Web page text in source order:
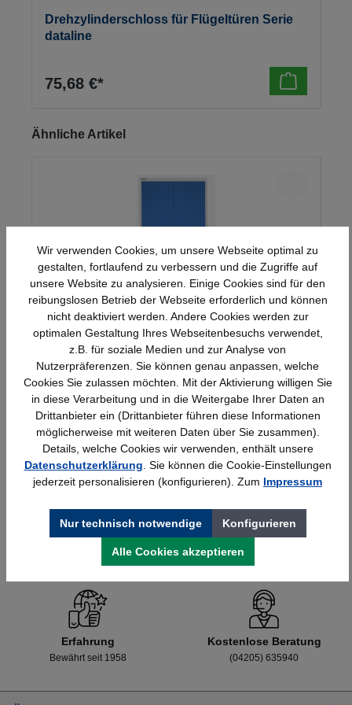
Drehzylinderschloss für Flügeltüren Serie
dataline
75,68 €*
Produktgalerie überspringen
Ähnliche Artikel
Stahl-Flügeltürenschrank Serie 950
428,40 €* Details
Schnelle Lieferung
Bundesweit
Topmarken
Faire Preise
Erfahrung
Bewährt seit 1958
Kostenlose Beratung
(04205) 635940
Wir verwenden Cookies, um unsere Webseite optimal zu
gestalten, fortlaufend zu verbessern und die Zugriffe auf
unsere Website zu analysieren. Einige Cookies sind für den
reibungslosen Betrieb der Webseite erforderlich und können
nicht deaktiviert werden. Andere Cookies werden zur
optimalen Gestaltung Ihres Webseitenbesuchs verwendet,
z.B. für soziale Medien und zur Analyse von
Nutzerpräferenzen. Sie können genau anpassen, welche
Cookies Sie zulassen möchten. Mit der Aktivierung willigen Sie
in diese Verarbeitung und in die Weitergabe Ihrer Daten an
Drittanbieter ein (Drittanbieter führen diese Informationen
möglicherweise mit weiteren Daten über Sie zusammen).
Details, welche Cookies wir verwenden, enthält unsere
Datenschutzerklärung . Sie können die Cookie-Einstellungen
jederzeit personalisieren (konfigurieren). Zum Impressum
Nur technisch notwendige Konfigurieren
Alle Cookies akzeptieren